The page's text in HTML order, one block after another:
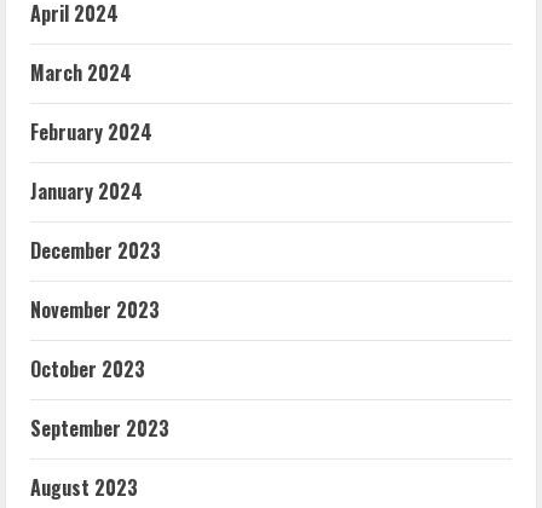
April 2024
March 2024
February 2024
January 2024
December 2023
November 2023
October 2023
September 2023
August 2023